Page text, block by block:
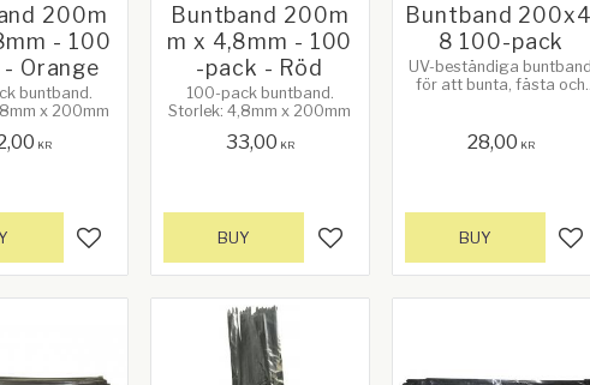
200m
- 100
Orange
buntband.
x 200mm
KR
Add to favorites
Buntband 200m
m x 4,8mm - 100
-pack - Röd
100-pack buntband.
Storlek: 4,8mm x 200mm
33,00 KR
Add to favorites
BUY
Buntband
8 100-pack
UV-beständiga buntband
för att bunta, fästa och
Färg kan variera.
28,00 KR
BUY